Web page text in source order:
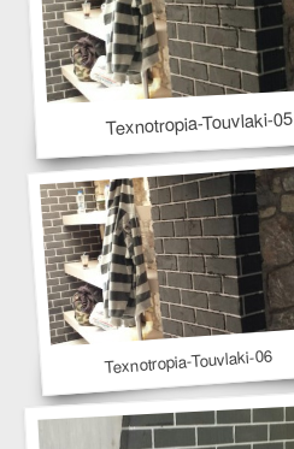
Texnotropia-Touvlaki-05
Texnotropia-Touvlaki-06